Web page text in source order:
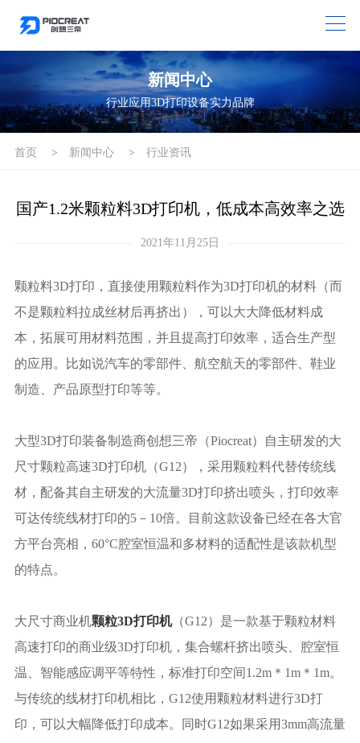
新闻中心
行业应用3D打印设备实力品牌
首页 > 新闻中心 > 行业资讯
国产1.2米颗粒料3D打印机，低成本高效率之选
2021年11月25日
颗粒料3D打印，直接使用颗粒料作为3D打印机的材料（而
不是颗粒料拉成丝材后再挤出），可以大大降低材料成
本，拓展可用材料范围，并且提高打印效率，适合生产型
的应用。比如说汽车的零部件、航空航天的零部件、鞋业
制造、产品原型打印等等。
大型3D打印装备制造商创想三帝（Piocreat）自主研发的大
尺寸颗粒高速3D打印机（G12），采用颗粒料代替传统线
材，配备其自主研发的大流量3D打印挤出喷头，打印效率
可达传统线材打印的5－10倍。目前这款设备已经在各大官
方平台亮相，60°C腔室恒温和多材料的适配性是该款机型
的特点。
大尺寸商业机颗粒3D打印机（G12）是一款基于颗粒材料
高速打印的商业级3D打印机，集合螺杆挤出喷头、腔室恒
温、智能感应调平等特性，标准打印空间1.2m＊1m＊1m。
与传统的线材打印机相比，G12使用颗粒材料进行3D打
印，可以大幅降低打印成本。同时G12如果采用3mm高流量